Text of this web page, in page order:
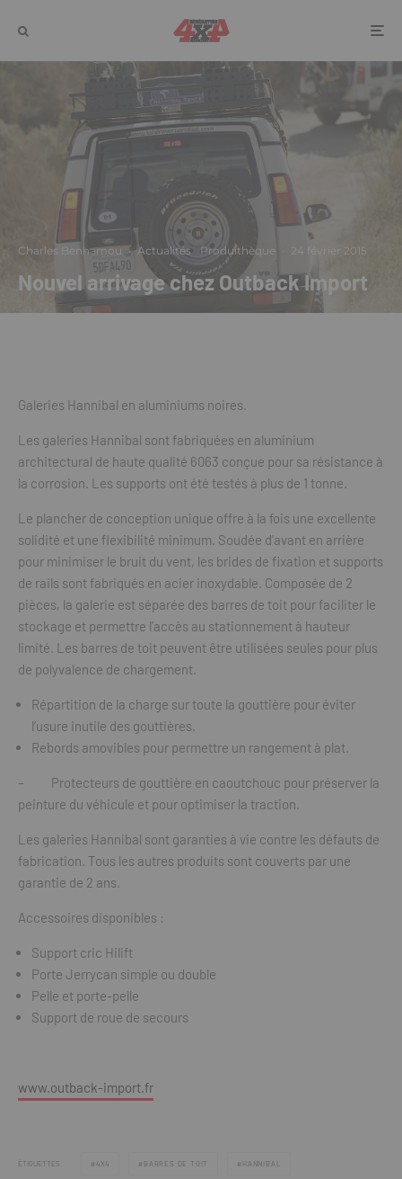
Charles Benhamou · Actualités Produithèque 24 février 2015
Nouvel arrivage chez Outback Import
Galeries Hannibal en aluminiums noires.
Les galeries Hannibal sont fabriquées en aluminium
architectural de haute qualité 6063 conçue pour sa résistance à
la corrosion. Les supports ont été testés à plus de 1 tonne.
Le plancher de conception unique offre à la fois une excellente
solidité et une flexibilité minimum. Soudée d’avant en arrière
pour minimiser le bruit du vent, les brides de fixation et supports
de rails sont fabriqués en acier inoxydable. Composée de 2
pièces, la galerie est séparée des barres de toit pour faciliter le
stockage et permettre l’accès au stationnement à hauteur
limité. Les barres de toit peuvent être utilisées seules pour plus
de polyvalence de chargement.
Répartition de la charge sur toute la gouttière pour éviter
l’usure inutile des gouttières.
Rebords amovibles pour permettre un rangement à plat.
– Protecteurs de gouttière en caoutchouc pour préserver la
peinture du véhicule et pour optimiser la traction.
Les galeries Hannibal sont garanties à vie contre les défauts de
fabrication. Tous les autres produits sont couverts par une
garantie de 2 ans.
Accessoires disponibles :
Support cric Hilift
Porte Jerrycan simple ou double
Pelle et porte-pelle
Support de roue de secours
www.outback-import.fr
ÉTIQUETTES 4X4 BARRES DE TOIT HANNIBAL